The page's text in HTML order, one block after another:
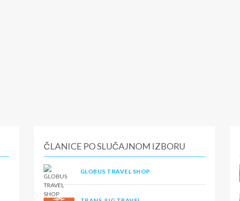
ČLANICE PO SLUČAJNOM IZBORU
GLOBUS TRAVEL SHOP